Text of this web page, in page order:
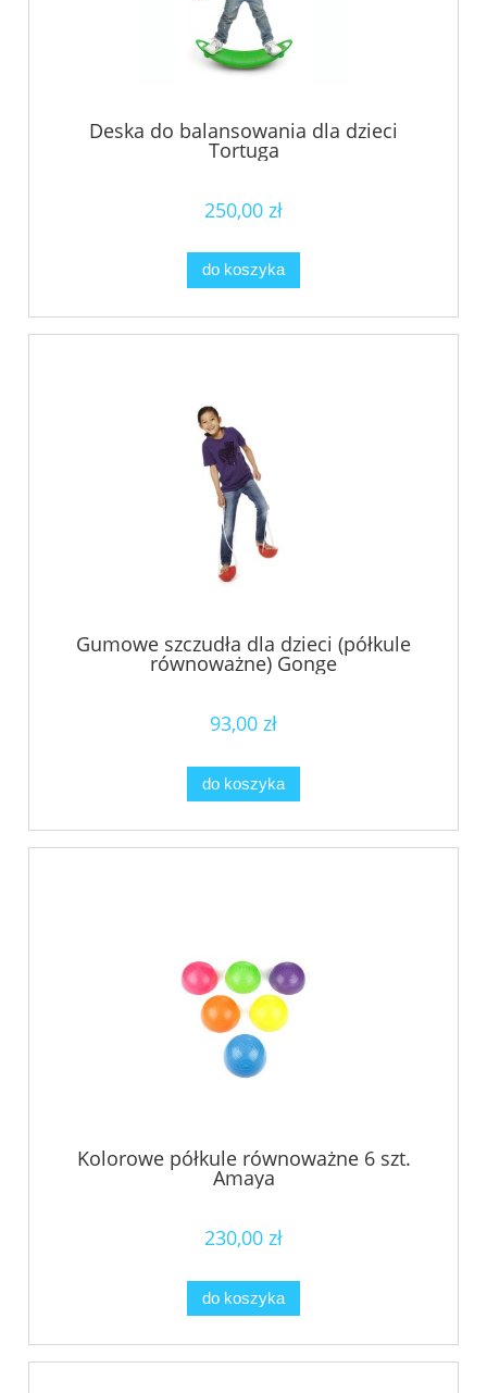
Deska do balansowania dla dzieci
Tortuga
250,00 zł
do koszyka
Gumowe szczudła dla dzieci (półkule
równoważne) Gonge
93,00 zł
do koszyka
Kolorowe półkule równoważne 6 szt.
Amaya
230,00 zł
do koszyka